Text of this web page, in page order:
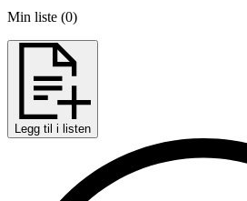
Min liste (0)
Legg til i listen